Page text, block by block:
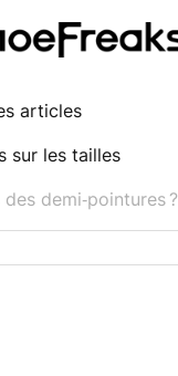
articles
sur les tailles
demi‑pointures ?